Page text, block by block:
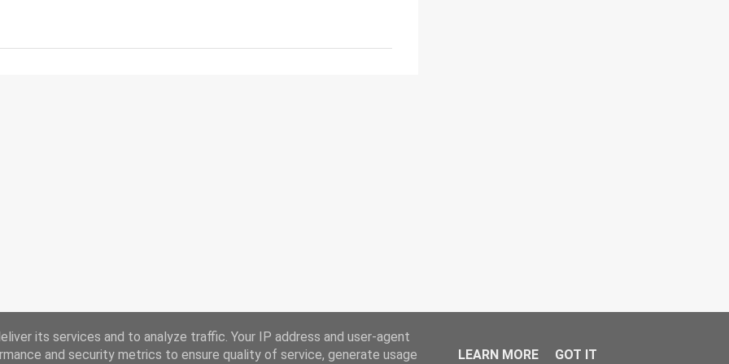
its services and to analyze traffic. Your IP address and user-agent
and security metrics to ensure quality of service, generate usage
LEARN MORE GOT IT